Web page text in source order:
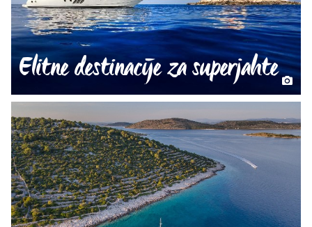
Elitne destinacije za superjahte